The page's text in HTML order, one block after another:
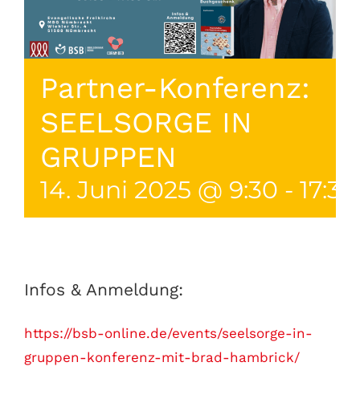
Partner-Konferenz:
SEELSORGE IN
GRUPPEN
14. Juni 2025 @ 9:30 - 17:30
Infos & Anmeldung:
https://bsb-online.de/events/seelsorge-in-
gruppen-konferenz-mit-brad-hambrick/